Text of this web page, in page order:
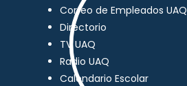
Correo de Empleados UAQ
Directorio
TV UAQ
Radio UAQ
Calendario Escolar